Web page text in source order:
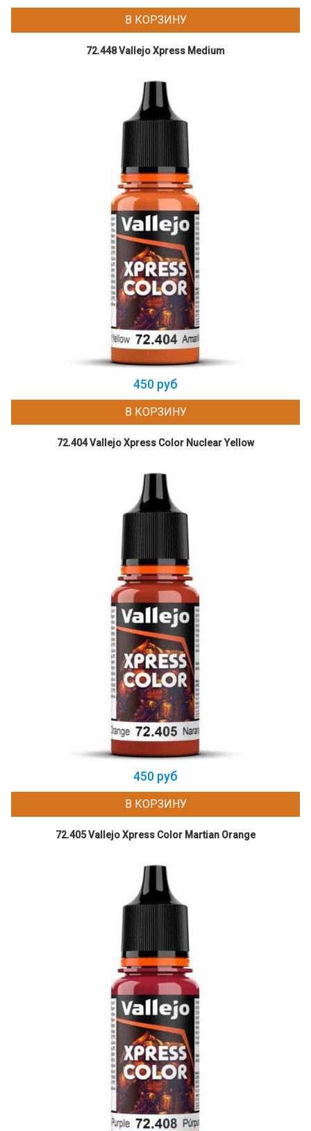
В КОРЗИНУ
72.448 Vallejo Xpress Medium
450 руб
В КОРЗИНУ
72.404 Vallejo Xpress Color Nuclear Yellow
450 руб
В КОРЗИНУ
72.405 Vallejo Xpress Color Martian Orange